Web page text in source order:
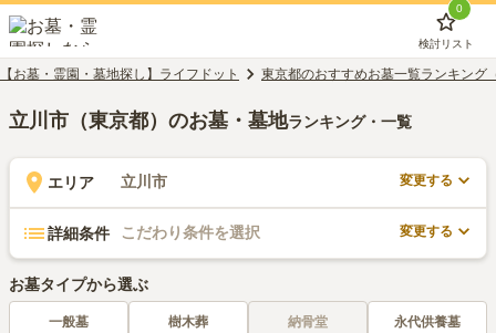
0
検討リスト
【お墓・霊園・墓地探し】ライフドット 東京都のおすすめお墓一覧ランキング
立川市（東京都）のお墓・墓地ランキング・一覧
エリア 立川市 変更する
詳細条件 こだわり条件を選択 変更する
お墓タイプから選ぶ
一般墓 樹木葬 納骨堂 永代供養墓